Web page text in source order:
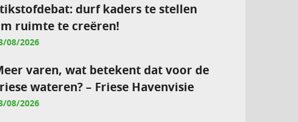
durf kaders te stellen
ruimte te creëren!
08/2026
varen, wat betekent dat voor de
wateren? – Friese Havenvisie
08/2026